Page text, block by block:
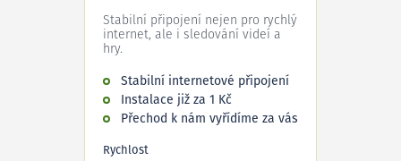
Stabilní připojení nejen pro rychlý
internet, ale i sledování videí a
hry.
Stabilní internetové připojení
Instalace již za 1 Kč
Přechod k nám vyřídíme za vás
Rychlost